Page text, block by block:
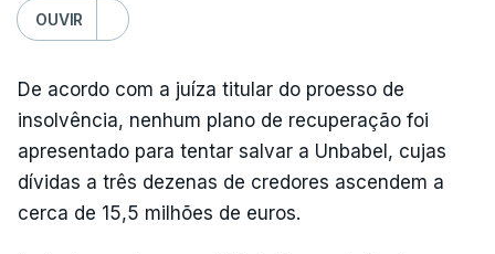
OUVIR
De acordo com a juíza titular do proesso de
insolvência, nenhum plano de recuperação foi
apresentado para tentar salvar a Unbabel, cujas
dívidas a três dezenas de credores ascendem a
cerca de 15,5 milhões de euros.